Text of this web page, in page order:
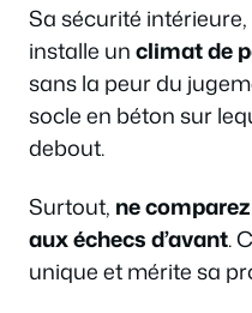
Sa sécurité intérieure,
installe unclimat de
sans la peur du
socle en béton sur
debout.
Surtout, ne
aux échecs d’avant.
unique et mérite sa